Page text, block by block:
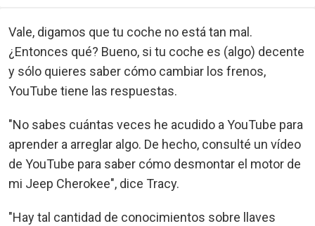
Vale, digamos que tu coche no está tan mal.
¿Entonces qué? Bueno, si tu coche es (algo) decente
y sólo quieres saber cómo cambiar los frenos,
YouTube tiene las respuestas.
"No sabes cuántas veces he acudido a YouTube para
aprender a arreglar algo. De hecho, consulté un vídeo
de YouTube para saber cómo desmontar el motor de
mi Jeep Cherokee", dice Tracy.
"Hay tal cantidad de conocimientos sobre llaves